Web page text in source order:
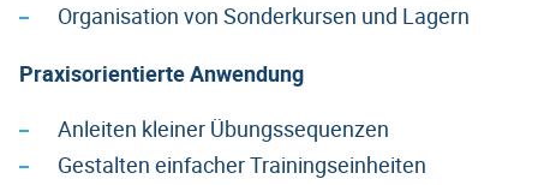
Organisation von Sonderkursen und Lagern
Praxisorientierte Anwendung
Anleiten kleiner Übungssequenzen
Gestalten einfacher Trainingseinheiten